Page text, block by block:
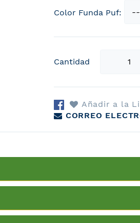
Color Funda Puf:
Cantidad
Añadir a la
CORREO